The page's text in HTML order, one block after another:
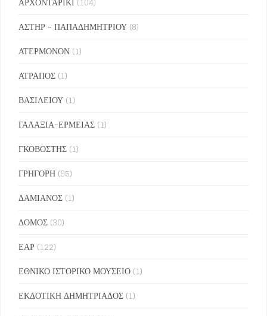
ΑΣΤΗΡ - ΠΑΠΑΔΗΜΗΤΡΙΟΥ (8)
ΑΤΕΡΜΟΝΟΝ (1)
ΑΤΡΑΠΟΣ (1)
ΒΑΣΙΛΕΙΟΥ (1)
ΓΑΛΑΞΙΑ-ΕΡΜΕΙΑΣ (1)
ΓΚΟΒΟΣΤΗΣ (1)
ΓΡΗΓΟΡΗ (95)
ΔΑΜΙΑΝΟΣ (1)
ΔΟΜΟΣ (30)
ΕΑΡ (122)
ΕΘΝΙΚΟ ΙΣΤΟΡΙΚΟ ΜΟΥΣΕΙΟ (1)
ΕΚΔΟΤΙΚΗ ΔΗΜΗΤΡΙΑΔΟΣ (1)